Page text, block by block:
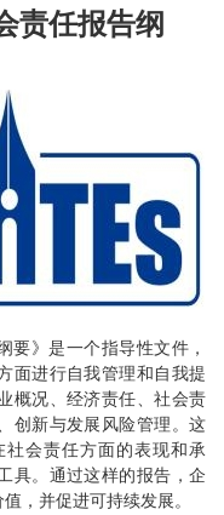
责任报告纲
要》是一个指导性文件，
面进行自我管理和自我提
概况、经济责任、社会责
创新与发展风险管理。这
会责任方面的表现和承
具。通过这样的报告，企
，并促进可持续发展。